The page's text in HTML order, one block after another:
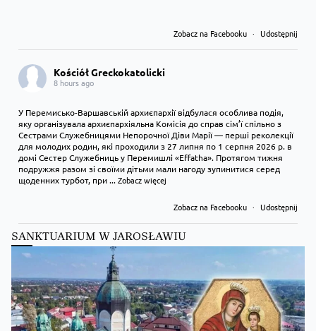
Zobacz na Facebooku · Udostępnij
Kościół Greckokatolicki
8 hours ago
У Перемисько-Варшавській архиєпархії відбулася особлива подія,
яку організувала архиєпархіяльна Комісія до справ сім’ї спільно з
Сестрами Служебницями Непорочної Діви Марії — перші реколекції
для молодих родин, які проходили з 27 липня по 1 серпня 2026 р. в
домі Сестер Служебниць у Перемишлі «Effatha». Протягом тижня
подружжя разом зі своїми дітьми мали нагоду зупинитися серед
щоденних турбот, при...Zobacz więcej
Zobacz na Facebooku · Udostępnij
Kościół Greckokatolicki
Преображення Господнє в Лодзі
SANKTUARIUM W JAROSŁAWIU